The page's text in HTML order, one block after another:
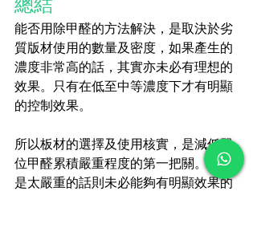
能否用除甲醛的方法解決，是取決於劣
質版材使用的數量及密度，如果產生的
濃度非常高的話，其實亦未必有理想的
效果。只有在低至中等濃度下才有明顯
的控制效果。
所以板材的選擇及使用核實，是減低單
位甲醛累積嚴重程度的第一把關。不然
是太嚴重的話則未必能夠有明顯效果的